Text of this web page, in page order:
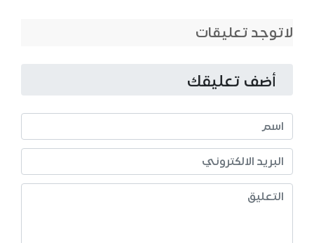
لاتوجد تعليقات
أضف تعليقك